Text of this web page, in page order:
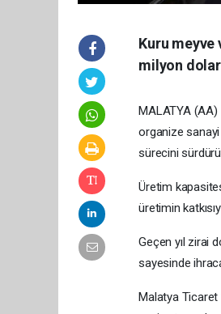
Kuru meyve
milyon
MALATYA
organize
sürecini
Üretim
üretimin
Geçen yıl zirai
sayesinde
Malatya Ticaret